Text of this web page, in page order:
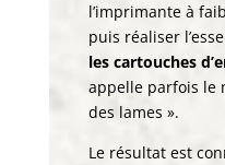
l’imprimante à
puis réaliser
les cartouches
appelle parfois le
des lames ».
Le résultat est